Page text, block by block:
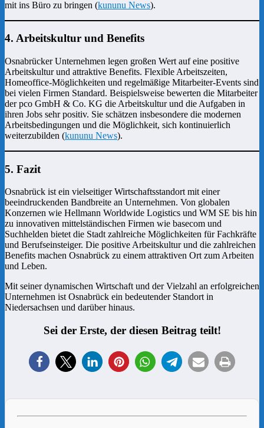
mit ins Büro zu bringen (kununu News).
4. Arbeitskultur und Benefits
Osnabrücker Unternehmen legen großen Wert auf eine positive
Arbeitskultur und attraktive Benefits. Flexible Arbeitszeiten,
Homeoffice-Möglichkeiten und regelmäßige Mitarbeiter-Events sind
bei vielen Firmen Standard. Beispielsweise bewerten die Mitarbeiter
der pco GmbH & Co. KG die Arbeitskultur und die Aufgaben in
ihren Jobs sehr positiv. Sie schätzen insbesondere die modernen
Arbeitsbedingungen und die Möglichkeit, sich kontinuierlich
weiterzubilden (kununu News).
5. Fazit
Osnabrück ist ein vielseitiger Wirtschaftsstandort mit einer
beeindruckenden Bandbreite an Unternehmen. Von globalen
Konzernen wie Hellmann Worldwide Logistics und WM SE bis hin
zu innovativen mittelständischen Firmen wie basecom und
Suchhelden bietet die Stadt zahlreiche Möglichkeiten für Fachkräfte
und Berufseinsteiger. Die positive Arbeitskultur und die zahlreichen
Benefits machen Osnabrück zu einem attraktiven Ort zum Arbeiten
und Leben.
Mit seiner dynamischen Wirtschaft und der Vielzahl an erfolgreichen
Unternehmen ist Osnabrück ein bedeutender Standort in
Niedersachsen und darüber hinaus.
Sei der Erste, der diesen Beitrag teilt!